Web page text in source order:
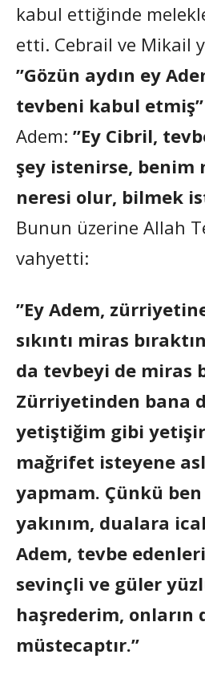
kabul ettiğinde
etti. Cebrail ve Mikail
”Gözün aydın ey
tevbeni kabul etmiş”
Adem: ”Ey Cibril,
şey istenirse, benim
neresi olur, bilmek
Bunun üzerine Allah
vahyetti:
”Ey Adem,
sıkıntı miras
da tevbeyi de miras
Zürriyetinden bana
yetiştiğim gibi
mağrifet isteyene
yapmam. Çünkü
yakınım, dualara
Adem, tevbe
sevinçli ve güler
haşrederim, onların
müstecaptır.”